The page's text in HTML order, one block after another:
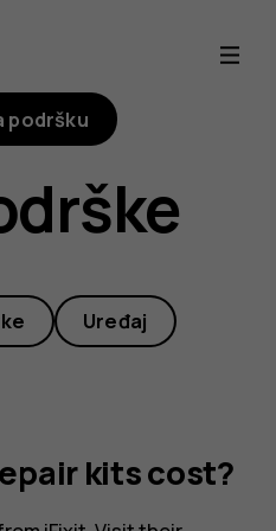
podršku
Uređaj
kits cost?